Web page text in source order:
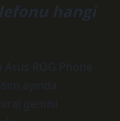
hangi
Asus ROG Phone
ayında
gemisi